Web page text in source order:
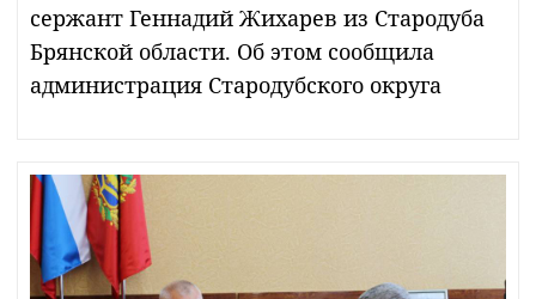
сержант Геннадий Жихарев из Стародуба
Брянской области. Об этом сообщила
администрация Стародубского округа